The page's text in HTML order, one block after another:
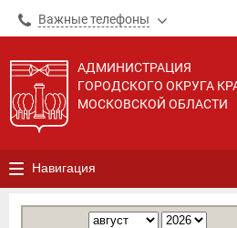
Важные телефоны
АДМИНИСТРАЦИЯ
ГОРОДСКОГО ОКРУГА
МОСКОВСКОЙ ОБЛАСТИ
Навигация